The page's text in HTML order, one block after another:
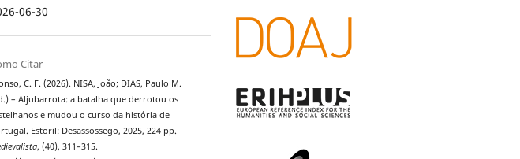
06-30
Citar
C. F. (2026). NISA, João; DIAS, Paulo M.
– Aljubarrota: a batalha que derrotou os
e mudou o curso da história de
Estoril: Desassossego, 2025, 224 pp.
, (40), 311–315.